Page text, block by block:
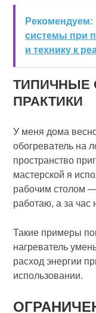
Рекомендуем:
системы при
и технику к
ТИПИЧНЫЕ
ПРАКТИКИ
У меня дома
обогреватель на
пространство
мастерской я
рабочим столом
работаю, а за час
Такие примеры
нагреватель
расход энергии
использовании.